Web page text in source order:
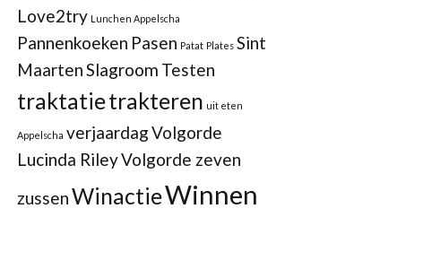
Love2try Lunchen Appelscha
Pannenkoeken Pasen Patat Plates Sint
MaartenSlagroom Testen
traktatietrakteren uit eten
Appelscha verjaardagVolgorde
Lucinda RileyVolgorde zeven
zussenWinactieWinnen